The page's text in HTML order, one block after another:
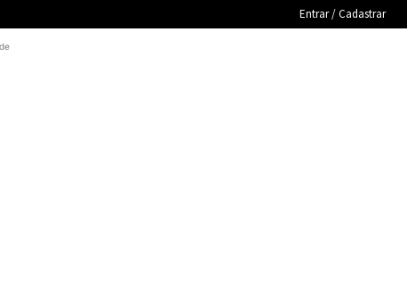
Entrar / Cadastrar